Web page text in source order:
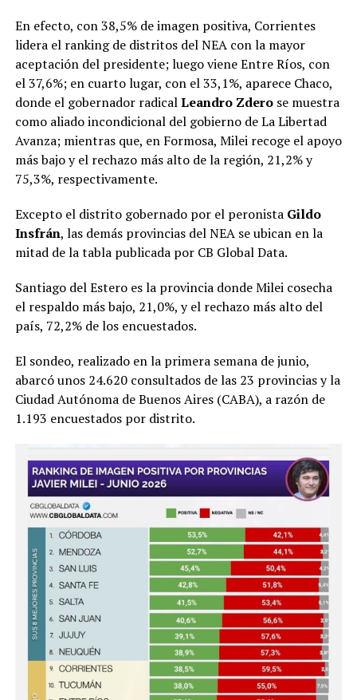
En efecto, con 38,5% de imagen positiva, Corrientes
lidera el ranking de distritos del NEA con la mayor
aceptación del presidente; luego viene Entre Ríos, con
el 37,6%; en cuarto lugar, con el 33,1%, aparece Chaco,
donde el gobernador radicalLeandro Zderose muestra
como aliado incondicional del gobierno de La Libertad
Avanza; mientras que, en Formosa, Milei recoge el apoyo
más bajo y el rechazo más alto de la región, 21,2% y
75,3%, respectivamente.
Excepto el distrito gobernado por el peronista Gildo
Insfrán, las demás provincias del NEA se ubican en la
mitad de la tabla publicada por CB Global Data.
Santiago del Estero es la provincia donde Milei cosecha
el respaldo más bajo, 21,0%, y el rechazo más alto del
país, 72,2% de los encuestados.
El sondeo, realizado en la primera semana de junio,
abarcó unos 24.620 consultados de las 23 provincias y la
Ciudad Autónoma de Buenos Aires (CABA), a razón de
1.193 encuestados por distrito.